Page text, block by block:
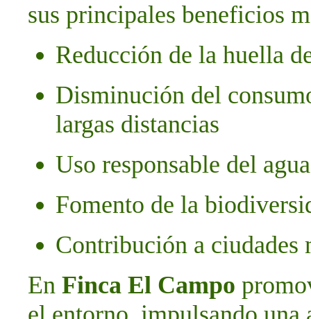
sus principales beneficios
Reducción de la huella
Disminución del
largas distancias
Uso responsable del
Fomento de la
Contribución a ciudades
En Finca El Campo